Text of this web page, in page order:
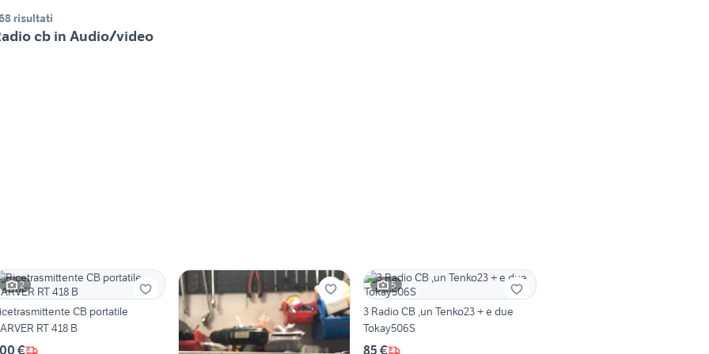
risultati
cb in Audio/video
2
CB portatile
RT 418 B
€
5
3 Radio CB ,un Tenko23 + e due
Tokay506S
85 €